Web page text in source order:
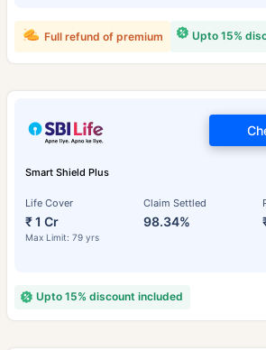
Upto 15%
Full refund of premium
Smart Shield Plus
Life Cover
₹ 1 Cr
Max Limit: 79 yrs
Claim Settled
98.34%
Upto 15% discount included